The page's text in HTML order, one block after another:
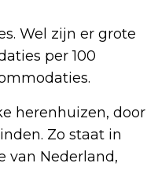
Wel zijn er grote
per 100
herenhuizen, door
Zo staat in
van Nederland,